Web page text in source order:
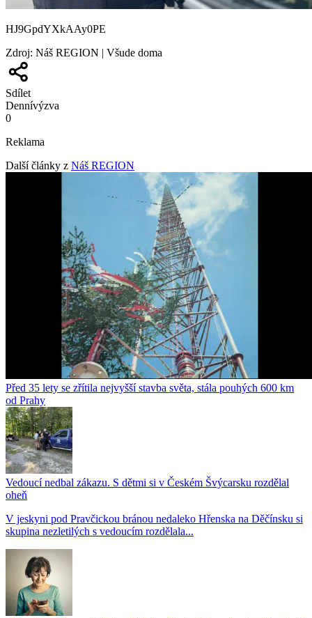
HJ9GpdYXkAAy0PE
Zdroj: Náš REGION | Všude doma
Sdílet
Dennívýzva
0
Reklama
Další články z Náš REGION
Před 35 lety se zřítila nejvyšší stavba světa, stála pouhých 600 km
od Prahy
Vedoucí nedbal zákazu. S dětmi si v Českém Švýcarsku rozdělal
oheň
V jeskyni pod Pravčickou bránou nedaleko Hřenska na Děčínsku si
skupina nezletilých s vedoucím rozdělala...